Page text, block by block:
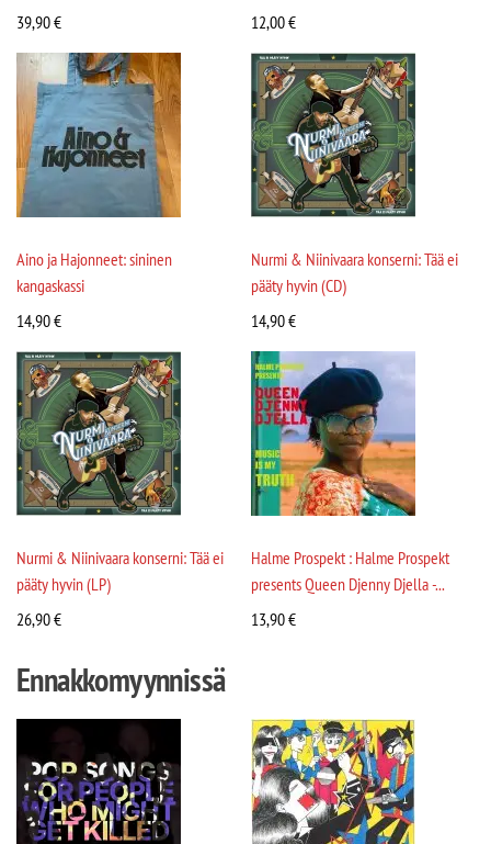
39,90€
12,00€
Aino ja Hajonneet: sininen
kangaskassi
14,90€
Nurmi & Niinivaara konserni: Tää ei
pääty hyvin (CD)
14,90€
Nurmi & Niinivaara konserni: Tää ei
pääty hyvin (LP)
26,90€
Halme Prospekt : Halme Prospekt
presents Queen Djenny Djella -...
13,90€
Ennakkomyynnissä